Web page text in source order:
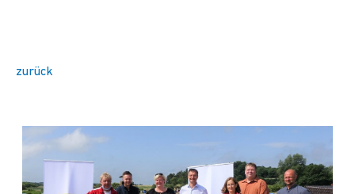
zurück